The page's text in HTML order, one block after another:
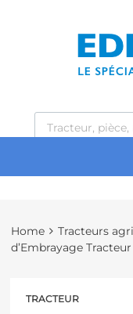
Home Tracteurs
d’Embrayage Tracteur
TRACTEUR